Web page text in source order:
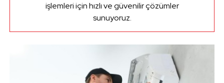
işlemleri için hızlı ve güvenilir çözümler
sunuyoruz.